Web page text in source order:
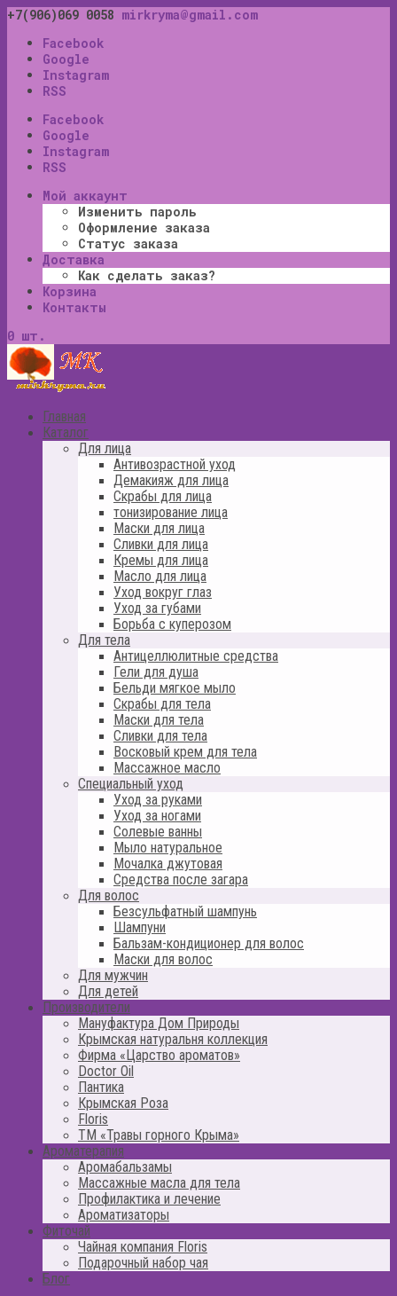
+7(906)069 0058 mirkryma@gmail.com
Facebook
Google
Instagram
RSS
Facebook
Google
Instagram
RSS
Мой аккаунт
Изменить пароль
Оформление заказа
Статус заказа
Доставка
Как сделать заказ?
Корзина
Контакты
0 шт.
Главная
Каталог
Для лица
Антивозрастной уход
Демакияж для лица
Скрабы для лица
тонизирование лица
Маски для лица
Сливки для лица
Кремы для лица
Масло для лица
Уход вокруг глаз
Уход за губами
Борьба с куперозом
Для тела
Антицеллюлитные средства
Гели для душа
Бельди мягкое мыло
Скрабы для тела
Маски для тела
Сливки для тела
Восковый крем для тела
Массажное масло
Специальный уход
Уход за руками
Уход за ногами
Солевые ванны
Мыло натуральное
Мочалка джутовая
Средства после загара
Для волос
Безсульфатный шампунь
Шампуни
Бальзам-кондиционер для волос
Маски для волос
Для мужчин
Для детей
Производители
Мануфактура Дом Природы
Крымская натуральня коллекция
Фирма «Царство ароматов»
Doctor Oil
Пантика
Крымская Роза
Floris
ТМ «Травы горного Крыма»
Ароматерапия
Аромабальзамы
Массажные масла для тела
Профилактика и лечение
Ароматизаторы
Фиточай
Чайная компания Floris
Подарочный набор чая
Блог